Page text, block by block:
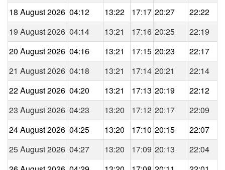
18 August 2026 04:12 13:22 17:17 20:27
22:22
19 August 2026 04:14 13:21 17:16 20:25
22:19
20 August 2026 04:16 13:21 17:15 20:23
22:17
21 August 2026 04:18 13:21 17:14 20:21
22:14
22 August 2026 04:20 13:21 17:13 20:19
22:12
23 August 2026 04:23 13:20 17:12 20:17
22:09
24 August 2026 04:25 13:20 17:10 20:15
22:07
25 August 2026 04:27 13:20 17:09 20:13
22:04